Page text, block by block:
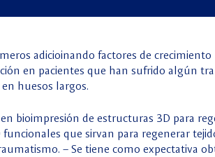
adicioinando factores de
en pacientes que han sufrido algún
huesos largos.
bioimpresión de estructuras 3D para
que sirvan para regenerar
– Se tiene como expectativa